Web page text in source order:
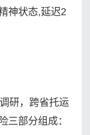
神状态,延迟2
研，跨省托运
三部分组成：